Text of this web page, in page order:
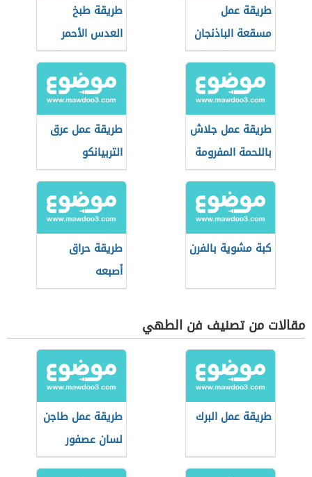
طريقة عمل
مسقعة الباذنجان
باللحمة المفرومة
طريقة طبخ
العدس الأحمر
طريقة عمل جلاش
باللحمة المفرومة
طريقة عمل عرق
التربيانكو
كبة مشوية بالفرن
طريقة حراق
أصبعه
مقالات من تصنيف فن الطهي
طريقة عمل البرك
طريقة عمل طاجن
لسان عصفور
بالكبد والقوانص